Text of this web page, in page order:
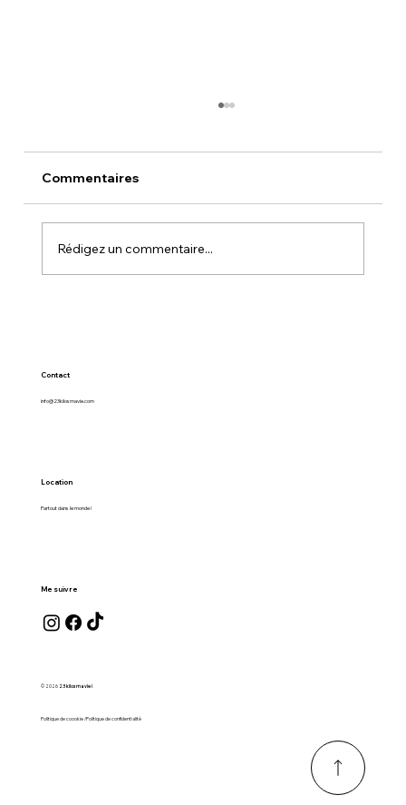
Commentaires
Rédigez un commentaire...
Contact
info@23kilosmavie.com
Location
Partout dans le monde !
Me suivre
© 2026 23 kilos ma vie !
Politique de coookie /Politique de confidentialité